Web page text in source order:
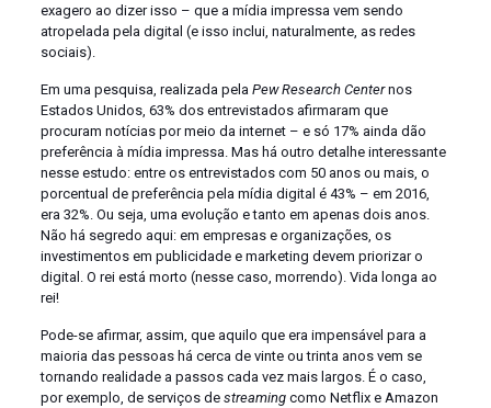
exagero ao dizer isso – que a mídia impressa vem sendo
atropelada pela digital (e isso inclui, naturalmente, as redes
sociais).
Em uma pesquisa, realizada pela Pew Research Centernos
Estados Unidos, 63% dos entrevistados afirmaram que
procuram notícias por meio da internet – e só 17% ainda dão
preferência à mídia impressa. Mas há outro detalhe interessante
nesse estudo: entre os entrevistados com 50 anos ou mais, o
porcentual de preferência pela mídia digital é 43% – em 2016,
era 32%. Ou seja, uma evolução e tanto em apenas dois anos.
Não há segredo aqui: em empresas e organizações, os
investimentos em publicidade e marketing devem priorizar o
digital. O rei está morto (nesse caso, morrendo). Vida longa ao
rei!
Pode-se afirmar, assim, que aquilo que era impensável para a
maioria das pessoas há cerca de vinte ou trinta anos vem se
tornando realidade a passos cada vez mais largos. É o caso,
por exemplo, de serviços de streamingcomo Netflix e Amazon